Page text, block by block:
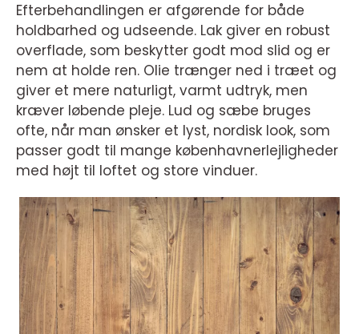
Efterbehandlingen er afgørende for både
holdbarhed og udseende. Lak giver en robust
overflade, som beskytter godt mod slid og er
nem at holde ren. Olie trænger ned i træet og
giver et mere naturligt, varmt udtryk, men
kræver løbende pleje. Lud og sæbe bruges
ofte, når man ønsker et lyst, nordisk look, som
passer godt til mange københavnerlejligheder
med højt til loftet og store vinduer.